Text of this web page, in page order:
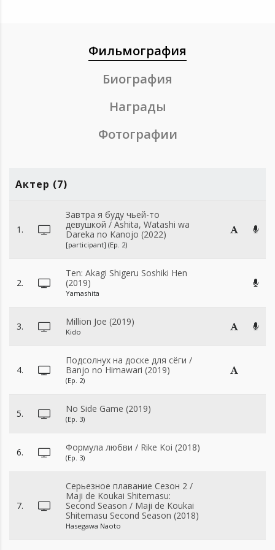
Фильмография
Биография
Награды
Фотографии
Актер (7)
1.
Завтра я буду чьей-то
девушкой / Ashita, Watashi wa
Dareka no Kanojo (2022)
[participant] (Ep. 2)
2.
Ten: Akagi Shigeru Soshiki Hen
(2019)
Yamashita
3. Million Joe (2019)
Kido
4.
Подсолнух на доске для сёги /
Banjo no Himawari (2019)
(Ep. 2)
5. No Side Game (2019)
(Ep. 3)
6. Формула любви / Rike Koi (2018)
(Ep. 3)
7.
Серьезное плавание Сезон 2 /
Maji de Koukai Shitemasu:
Second Season / Maji de Koukai
Shitemasu Second Season (2018)
Hasegawa Naoto